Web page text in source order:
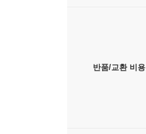
반품/교환 비용